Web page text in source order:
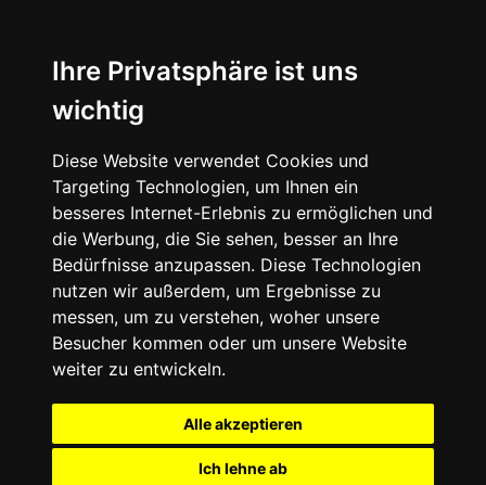
Ihre Privatsphäre ist uns
wichtig
Diese Website verwendet Cookies und
Targeting Technologien, um Ihnen ein
besseres Internet-Erlebnis zu ermöglichen und
die Werbung, die Sie sehen, besser an Ihre
Bedürfnisse anzupassen. Diese Technologien
nutzen wir außerdem, um Ergebnisse zu
messen, um zu verstehen, woher unsere
Besucher kommen oder um unsere Website
weiter zu entwickeln.
Alle akzeptieren
Ich lehne ab